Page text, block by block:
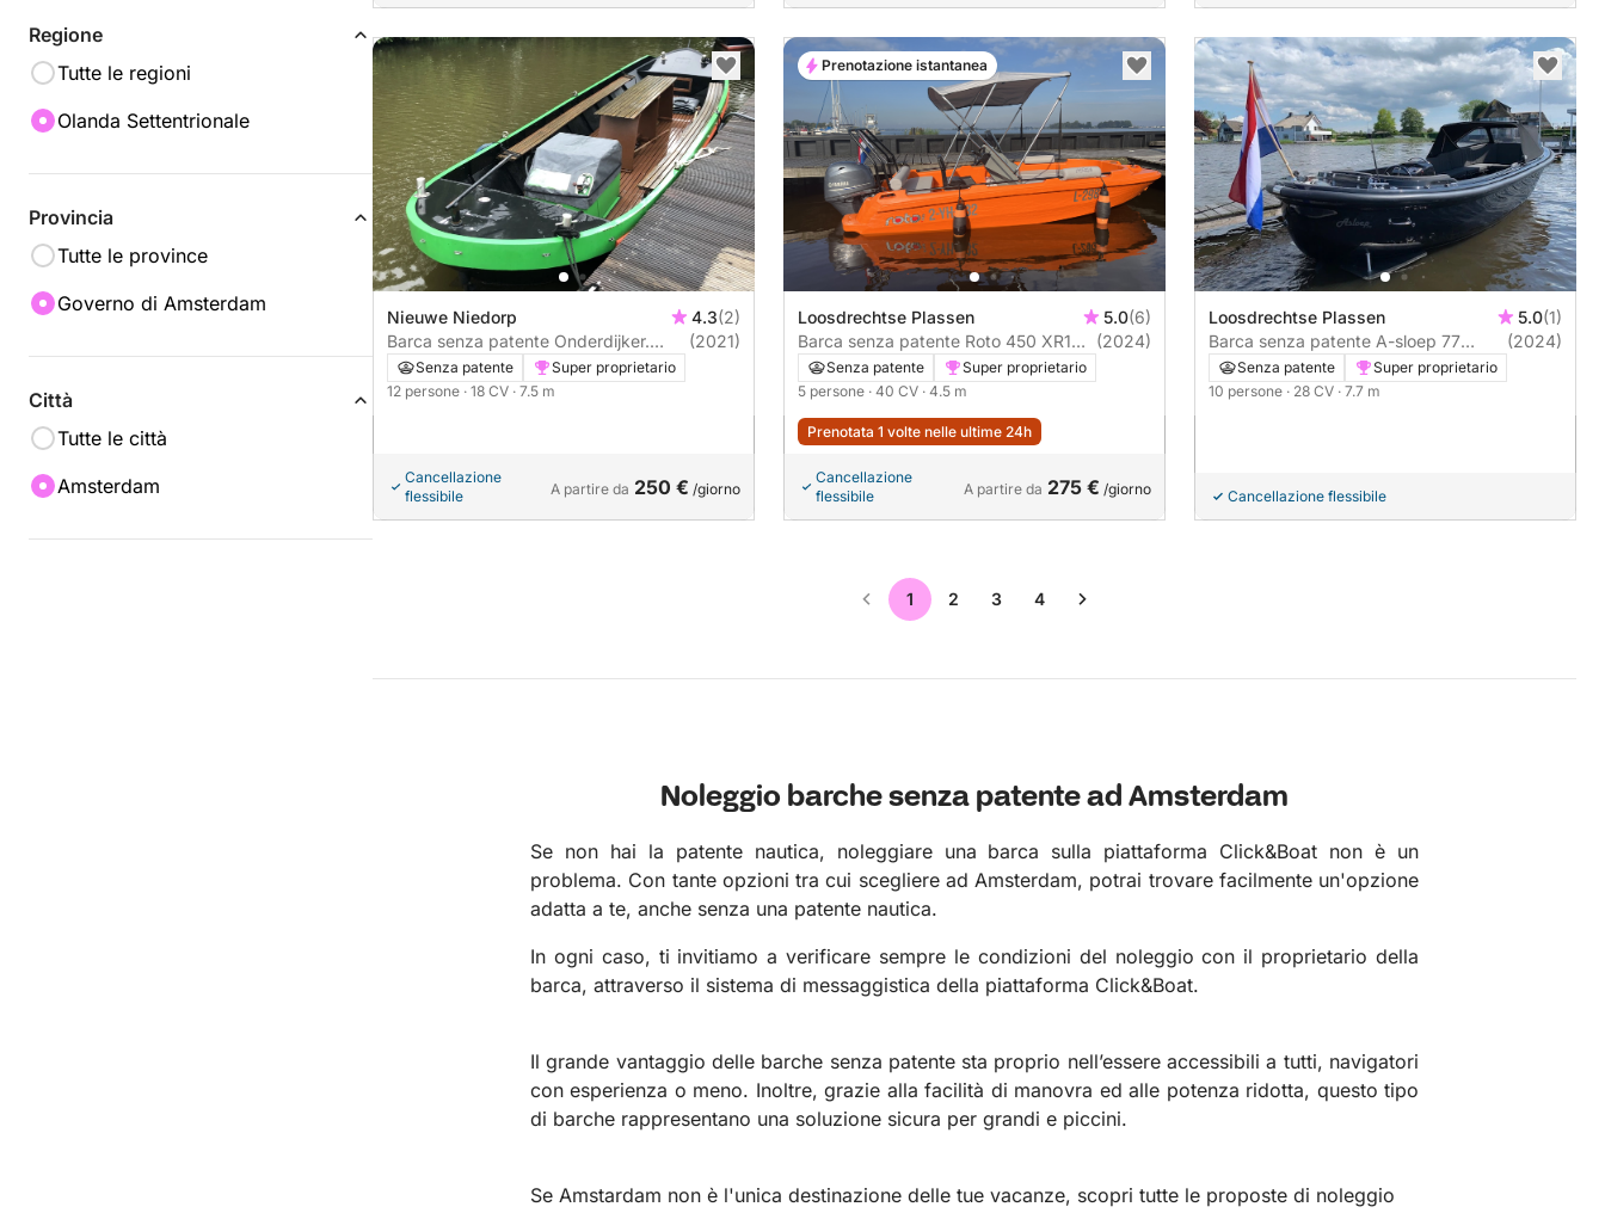
Regione
Tutte le regioni
Olanda Settentrionale
Provincia
Tutte le province
Governo di Amsterdam
Città
Tutte le città
Amsterdam
Nieuwe Niedorp 4.3(2)
Barca senza patente Onderdijker.
Open stalen boot 12 personen 18CV
(2021)
Senza patente
Super proprietario
12 persone · 18 CV · 7.5 m
Cancellazione
flessibile
A partire da 250 € /giorno
Loosdrechtse Plassen 5.0(6)
Barca senza patente Roto 450 XR1
40CV
(2024)
Senza patente
Super proprietario
5 persone · 40 CV · 4.5 m
Prenotata 1 volte nelle ultime 24h
Cancellazione
flessibile
A partire da 275 € /giorno
Prenotazione istantanea
Loosdrechtse Plassen 5.0(1)
Barca senza patente A-sloep 77
28CV
(2024)
Senza patente
Super proprietario
10 persone · 28 CV · 7.7 m
Cancellazione flessibile
1 2 3 4
Noleggio barche senza patente ad Amsterdam
Se non hai la patente nautica, noleggiare una barca sulla piattaforma Click&Boat non è un
problema. Con tante opzioni tra cui scegliere ad Amsterdam, potrai trovare facilmente un'opzione
adatta a te, anche senza una patente nautica.
In ogni caso, ti invitiamo a verificare sempre le condizioni del noleggio con il proprietario della
barca, attraverso il sistema di messaggistica della piattaforma Click&Boat.
Il grande vantaggio delle barche senza patente sta proprio nell’essere accessibili a tutti, navigatori
con esperienza o meno. Inoltre, grazie alla facilità di manovra ed alle potenza ridotta, questo tipo
di barche rappresentano una soluzione sicura per grandi e piccini.
Se Amstardam non è l'unica destinazione delle tue vacanze, scopri tutte le proposte di noleggio